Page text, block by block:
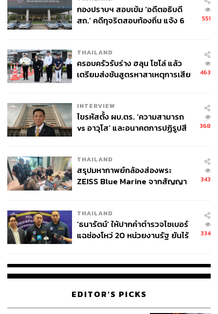
รัฐมนตรี และครั้งสุดท้ายขยับเพิ่มขึ้นเป็น 2,000 บาท ในยุคที่
อนุทิน ชาญวีรกูล เป็นรัฐมนตรีว่าการกระทรวงสาธารณสุข
ซึ่งรัฐบาลให้ความสำคัญ และยังไม่ตัดทิ้งไป แต่ข้อกังวลคือ
มีปัญหาหากยืนยันกฎหมายไป ว่า อสม. ที่มีอายุเกิน 60 ปี ได้
รับผลกระทบ ซึ่งในจำนวนนี้มีมากถึง 70-80%
7. ไม่ยืนยัน: ร่างแก้ไขรัฐธรรมนูญ
ภราดรยืนยันว่า รัฐบาลและพรรคภูมิใจไทยมีความจริงใจ
สภาร่างรัฐธรรมนูญ (สสร.) ตนเองได้หารือกับอนุทินและ
ไชยชนก ชิดชอบ เลขาธิการพรรคภูมิใจไทยว่า วันที่ 19
พฤษภาคมนี้ จะหารือในที่ประชุมพรรคภูมิใจไทย หากไม่มี
เหตุขัดข้องจะให้ สส.ทั้ง 190 คน ยื่นเสนอร่างแก้ไข
ของประชาชนตามผลประชามติ 21.6 ล้านเสียง
รัฐบาลเห็นว่า เรื่องนี้ควรที่จะเริ่มต้นที่รัฐสภา อีกทั้งปฏิเสธไม่
ยุบสภาเมื่อครั้งที่แล้ว เพราะมีประเด็นเรื่องของอำนาจ สว.
แม้ตนเองมีเจตจำนงที่อยากจะเห็นการแก้ไขรัฐธรรมนูญเดิน
แต่ก็อะลุ่มอล่วย เพราะอยากให้เดินหน้าไปสู่การลงมติใน
วาระ 3 และให้ร่างรัฐธรรมนูญผ่านไปได้
กองปราบฯ สอบเข้ม ‘อดีตอธิบดี
สถ.’ คดีทุจริตสอบท้องถิ่น แจ้ง 6
551
THAILAND
ครอบครัวรับร่าง ฮลุน โซโล่ แล้ว
เตรียมส่งชันสูตรหาสาเหตุการเสีย
463
INTERVIEW
ไขรหัสตั้ง ผบ.ตร. ‘ความสามารถ
vs อาวุโส’ และอนาคตการปฏิรูปสี
368
THAILAND
สรุปมหากาพย์กล้องส่องพระ
ZEISS Blue Marine จากสัญญา
จ่ายหนี้-แอบระบุแบรนด์
343
THAILAND
‘ธนารัตน์’ ให้ปากคำตำรวจไซเบอร์
แฉช่องโหว่ 20 หน่วยงานรัฐ ยันไร้
334
EDITOR'S PICKS